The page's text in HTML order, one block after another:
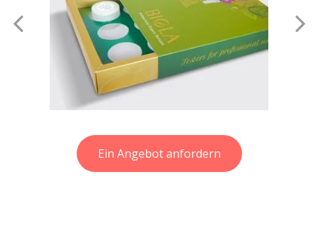
Ein Angebot anfordern